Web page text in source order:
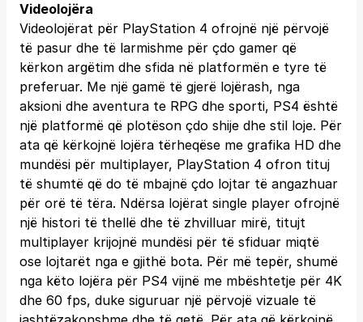
Videolojëra
Videolojërat për PlayStation 4 ofrojnë një përvojë
të pasur dhe të larmishme për çdo gamer që
kërkon argëtim dhe sfida në platformën e tyre të
preferuar. Me një gamë të gjerë lojërash, nga
aksioni dhe aventura te RPG dhe sporti, PS4 është
një platformë që plotëson çdo shije dhe stil loje. Për
ata që kërkojnë lojëra tërheqëse me grafika HD dhe
mundësi për multiplayer, PlayStation 4 ofron tituj
të shumtë që do të mbajnë çdo lojtar të angazhuar
për orë të tëra. Ndërsa lojërat single player ofrojnë
një histori të thellë dhe të zhvilluar mirë, titujt
multiplayer krijojnë mundësi për të sfiduar miqtë
ose lojtarët nga e gjithë bota. Për më tepër, shumë
nga këto lojëra për PS4 vijnë me mbështetje për 4K
dhe 60 fps, duke siguruar një përvojë vizuale të